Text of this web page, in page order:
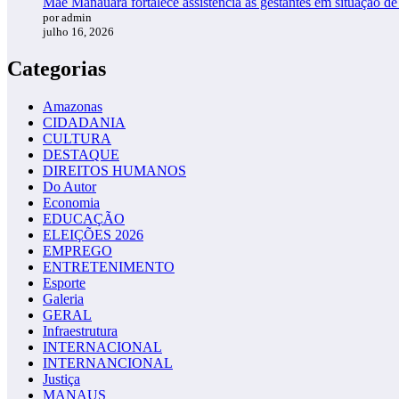
por admin
julho 16, 2026
Categorias
Amazonas
CIDADANIA
CULTURA
DESTAQUE
DIREITOS HUMANOS
Do Autor
Economia
EDUCAÇÃO
ELEIÇÕES 2026
EMPREGO
ENTRETENIMENTO
Esporte
Galeria
GERAL
Infraestrutura
INTERNACIONAL
INTERNANCIONAL
Justiça
MANAUS